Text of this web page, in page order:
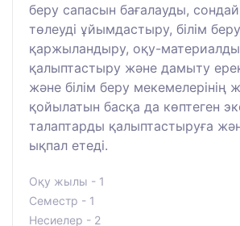
беру сапасын бағалауды,
төлеуді ұйымдастыру, білім
қаржыландыру, оқу-
қалыптастыру және дамыту
және білім беру мекемелерінің
қойылатын басқа да көптеген
талаптарды қалыптастыруға
ықпал етеді.
Оқу жылы - 1
Семестр - 1
Несиелер - 2